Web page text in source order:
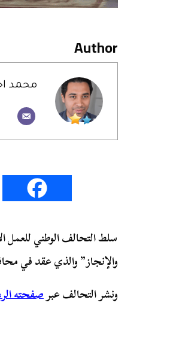
Author
محمد
سلط التحالف الوطني للعمل
والإنجاز” والذي عقد في
ونشر التحالف عبرصفحته